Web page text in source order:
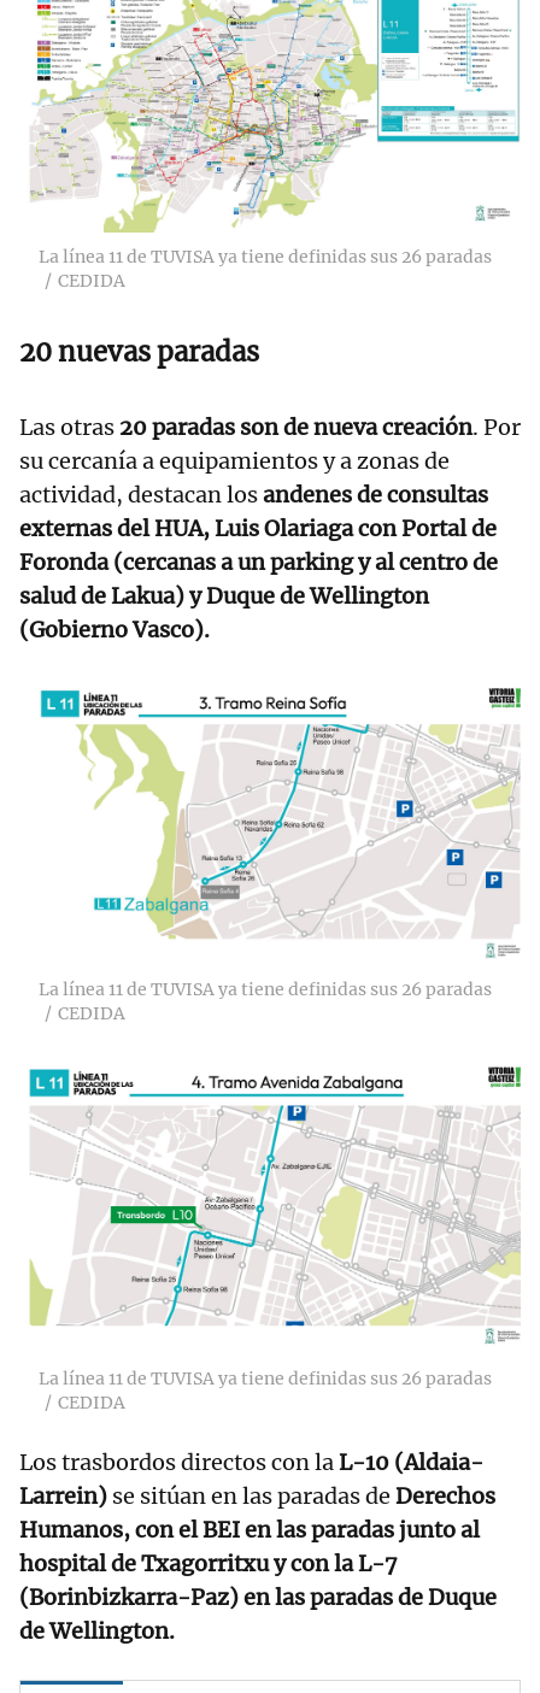
La línea 11 de TUVISA ya tiene definidas sus 26 paradas
CEDIDA
20 nuevas paradas
Las otras 20 paradas son de nueva creación. Por
su cercanía a equipamientos y a zonas de
actividad, destacan losandenes de consultas
externas del HUA, Luis Olariaga con Portal de
Foronda (cercanas a un parking y al centro de
salud de Lakua) y Duque de Wellington
(Gobierno Vasco).
La línea 11 de TUVISA ya tiene definidas sus 26 paradas
CEDIDA
La línea 11 de TUVISA ya tiene definidas sus 26 paradas
CEDIDA
Los trasbordos directos con laL-10 (Aldaia-
Larrein) se sitúan en las paradas de Derechos
Humanos, con el BEI en las paradas junto al
hospital de Txagorritxu y con la L-7
(Borinbizkarra-Paz) en las paradas de Duque
de Wellington.